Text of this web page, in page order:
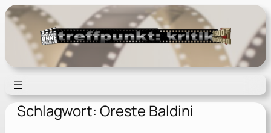
Zum
Inhalt
springen
Schlagwort: Oreste Baldini